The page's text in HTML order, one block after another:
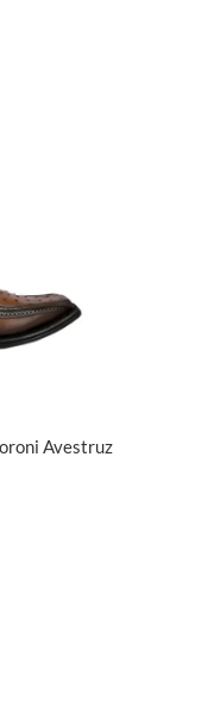
Avestruz